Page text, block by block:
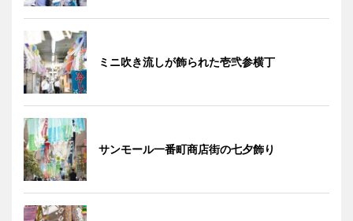
ミニ吹き流しが飾られた壱弐参横丁
サンモール一番町商店街の七夕飾り